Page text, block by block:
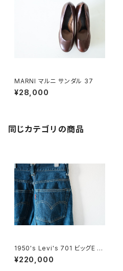
MARNI マルニ サンダル 37
¥28,000
同じカテゴリの商品
1950's Levi's 701 ビッグE 2
4×30
¥220,000